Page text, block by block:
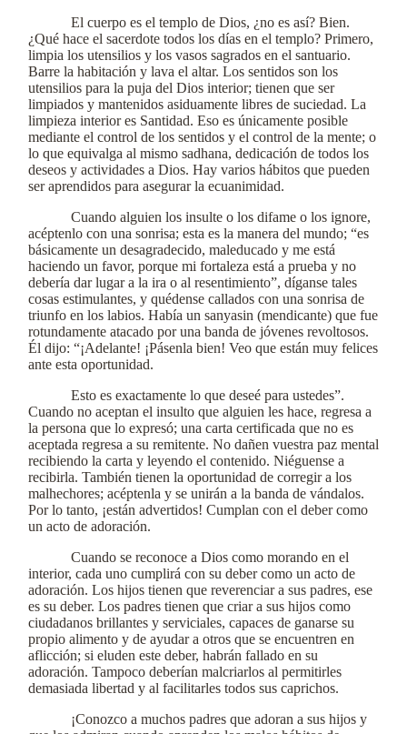
El cuerpo es el templo de Dios, ¿no es así? Bien.
¿Qué hace el sacerdote todos los días en el templo? Primero,
limpia los utensilios y los vasos sagrados en el santuario.
Barre la habitación y lava el altar. Los sentidos son los
utensilios para la puja del Dios interior; tienen que ser
limpiados y mantenidos asiduamente libres de suciedad. La
limpieza interior es Santidad. Eso es únicamente posible
mediante el control de los sentidos y el control de la mente; o
lo que equivalga al mismo sadhana, dedicación de todos los
deseos y actividades a Dios. Hay varios hábitos que pueden
ser aprendidos para asegurar la ecuanimidad.
Cuando alguien los insulte o los difame o los ignore,
acéptenlo con una sonrisa; esta es la manera del mundo; “es
básicamente un desagradecido, maleducado y me está
haciendo un favor, porque mi fortaleza está a prueba y no
debería dar lugar a la ira o al resentimiento”, díganse tales
cosas estimulantes, y quédense callados con una sonrisa de
triunfo en los labios. Había un sanyasin (mendicante) que fue
rotundamente atacado por una banda de jóvenes revoltosos.
Él dijo: “¡Adelante! ¡Pásenla bien! Veo que están muy felices
ante esta oportunidad.
Esto es exactamente lo que deseé para ustedes”.
Cuando no aceptan el insulto que alguien les hace, regresa a
la persona que lo expresó; una carta certificada que no es
aceptada regresa a su remitente. No dañen vuestra paz mental
recibiendo la carta y leyendo el contenido. Niéguense a
recibirla. También tienen la oportunidad de corregir a los
malhechores; acéptenla y se unirán a la banda de vándalos.
Por lo tanto, ¡están advertidos! Cumplan con el deber como
un acto de adoración.
Cuando se reconoce a Dios como morando en el
interior, cada uno cumplirá con su deber como un acto de
adoración. Los hijos tienen que reverenciar a sus padres, ese
es su deber. Los padres tienen que criar a sus hijos como
ciudadanos brillantes y serviciales, capaces de ganarse su
propio alimento y de ayudar a otros que se encuentren en
aflicción; si eluden este deber, habrán fallado en su
adoración. Tampoco deberían malcriarlos al permitirles
demasiada libertad y al facilitarles todos sus caprichos.
¡Conozco a muchos padres que adoran a sus hijos y